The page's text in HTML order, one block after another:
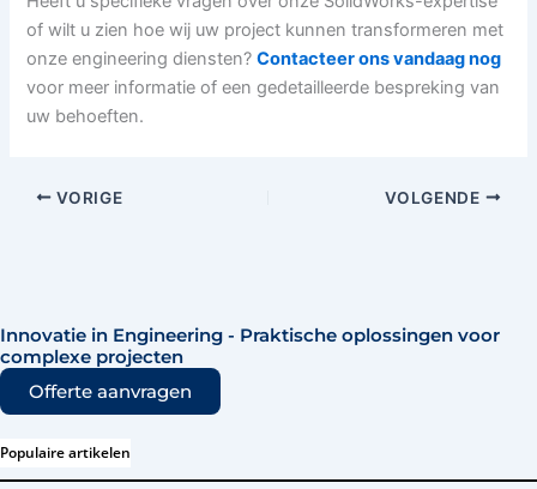
of wilt u zien hoe wij uw project kunnen transformeren met
onze engineering diensten?Contacteer ons vandaag nog
voor meer informatie of een gedetailleerde bespreking van
uw behoeften.
VORIGE VOLGENDE
Innovatie in Engineering - Praktische oplossingen voor
complexe projecten
Offerte aanvragen
Populaire artikelen